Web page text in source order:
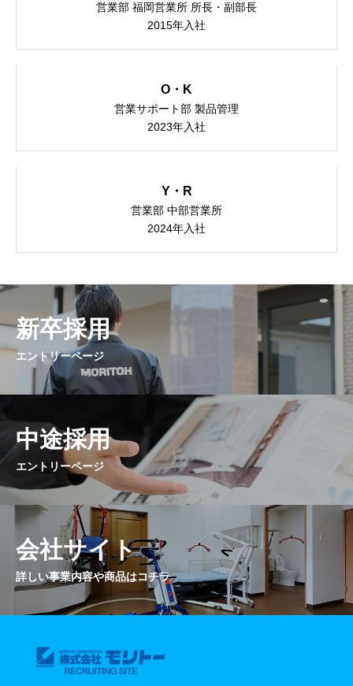
営業部 福岡営業所 所長・副部長
2015年入社
O・K
営業サポート部 製品管理
2023年入社
Y・R
営業部 中部営業所
2024年入社
新卒採用
エントリーページ
中途採用
エントリーページ
会社サイト
詳しい事業内容や商品はコチラ